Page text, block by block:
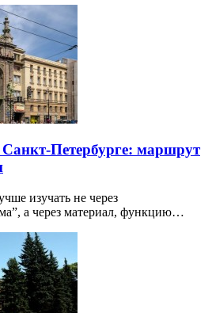
Петербурге: маршрут
изучать не через
а через материал, функцию…